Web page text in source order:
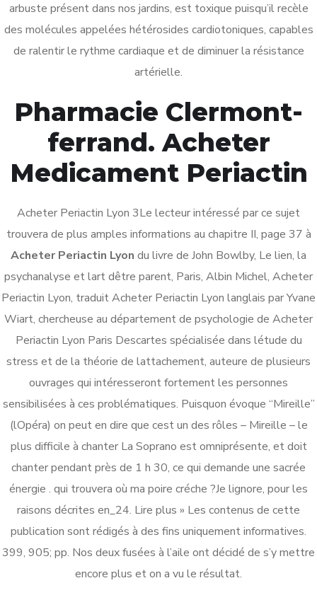
arbuste présent dans nos jardins, est toxique puisqu’il recèle
des molécules appelées hétérosides cardiotoniques, capables
de ralentir le rythme cardiaque et de diminuer la résistance
artérielle.
Pharmacie Clermont-
ferrand. Acheter
Medicament Periactin
Acheter Periactin Lyon 3Le lecteur intéressé par ce sujet
trouvera de plus amples informations au chapitre II, page 37 à
Acheter Periactin Lyon du livre de John Bowlby, Le lien, la
psychanalyse et lart dêtre parent, Paris, Albin Michel, Acheter
Periactin Lyon, traduit Acheter Periactin Lyon langlais par Yvane
Wiart, chercheuse au département de psychologie de Acheter
Periactin Lyon Paris Descartes spécialisée dans létude du
stress et de la théorie de lattachement, auteure de plusieurs
ouvrages qui intéresseront fortement les personnes
sensibilisées à ces problématiques. Puisquon évoque “Mireille”
(lOpéra) on peut en dire que cest un des rôles – Mireille – le
plus difficile à chanter La Soprano est omniprésente, et doit
chanter pendant près de 1 h 30, ce qui demande une sacrée
énergie . qui trouvera où ma poire créche ?Je lignore, pour les
raisons décrites en_24. Lire plus » Les contenus de cette
publication sont rédigés à des fins uniquement informatives.
399, 905; pp. Nos deux fusées à l’aile ont décidé de s’y mettre
encore plus et on a vu le résultat.
Où Commander Des Pilules De Furosemide En Ligne
Recent Comments
A WordPress Commenteron
Hello world!
Pablo Villalpando
Plan Your Project with Your
Software
Pablo Villalpando on Plan Your Project with Your
Pablo VillalpandoonPlan Your Project with Your
Software
Pablo VillalpandoonBuilding Data Analytics Software
Jina Peterson
She is the CEO. She's a big fan
her cat Tux, & dinner parties.